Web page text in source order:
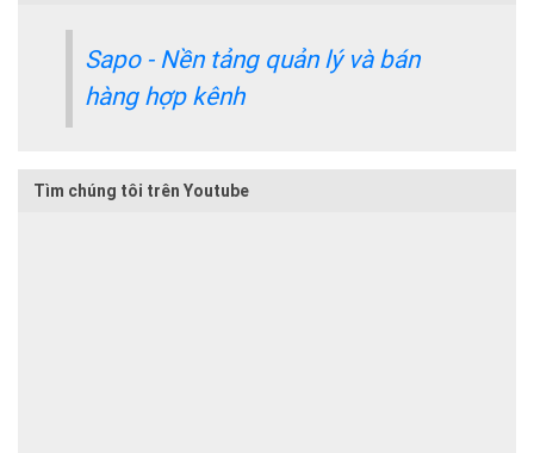
Sapo - Nền tảng quản lý và bán
hàng hợp kênh
Tìm chúng tôi trên Youtube